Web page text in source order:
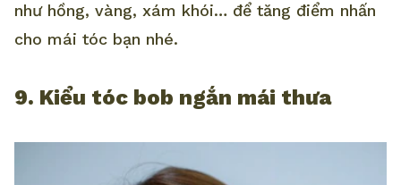
như hồng, vàng, xám khói… để tăng điểm nhấn
cho mái tóc bạn nhé.
9. Kiểu tóc bob ngắn mái thưa